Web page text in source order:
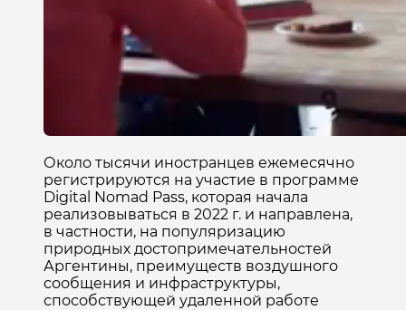
Около тысячи иностранцев ежемесячно
регистрируются на участие в программе
Digital Nomad Pass, которая начала
реализовываться в 2022 г. и направлена,
в частности, на популяризацию
природных достопримечательностей
Аргентины, преимуществ воздушного
сообщения и инфраструктуры,
способствующей удаленной работе